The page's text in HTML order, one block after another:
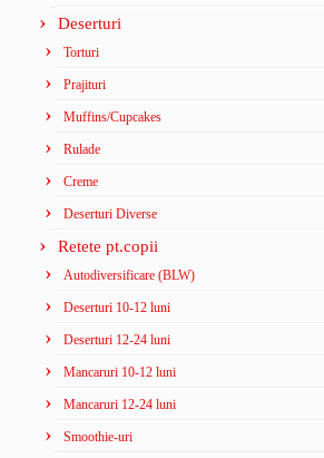
Deserturi
Torturi
Prajituri
Muffins/Cupcakes
Rulade
Creme
Deserturi Diverse
Retete pt.copii
Autodiversificare (BLW)
Deserturi 10-12 luni
Deserturi 12-24 luni
Mancaruri 10-12 luni
Mancaruri 12-24 luni
Smoothie-uri